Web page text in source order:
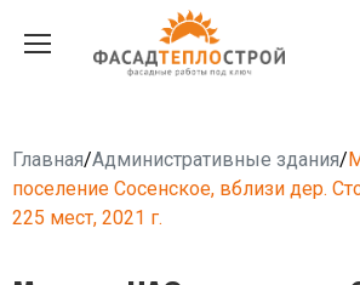
Главная/Административные здания/
поселение Сосенское, вблизи дер.
225 мест, 2021 г.